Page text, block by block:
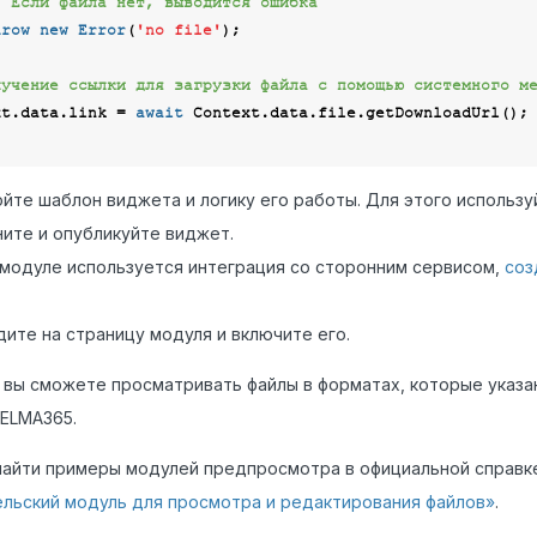
new Error( 'no file' );
ссылки для загрузки файла с помощью системного
=
await Context.data.file.getDownloadUrl();
шаблон виджета и логику его работы. Для этого
и опубликуйте виджет.
используется интеграция со сторонним сервисом,
на страницу модуля и включите его.
сможете просматривать файлы в форматах, которые
примеры модулей предпросмотра в официальной
модуль для просмотра и редактирования файлов».